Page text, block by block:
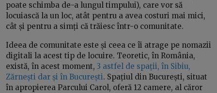
poate schimba de-a lungul timpului), care vor să
locuiască la un loc, atât pentru a avea costuri mai mici,
cât și pentru a simți că trăiesc într-o comunitate.
Ideea de comunitate este și ceea ce îi atrage pe nomazii
digitali la acest tip de locuire. Teoretic, în România,
există, în acest moment, 3 astfel de spații, în Sibiu,
Zărnești dar și în București. Spațiul din București, situat
în apropierea Parcului Carol, oferă 12 camere, al căror